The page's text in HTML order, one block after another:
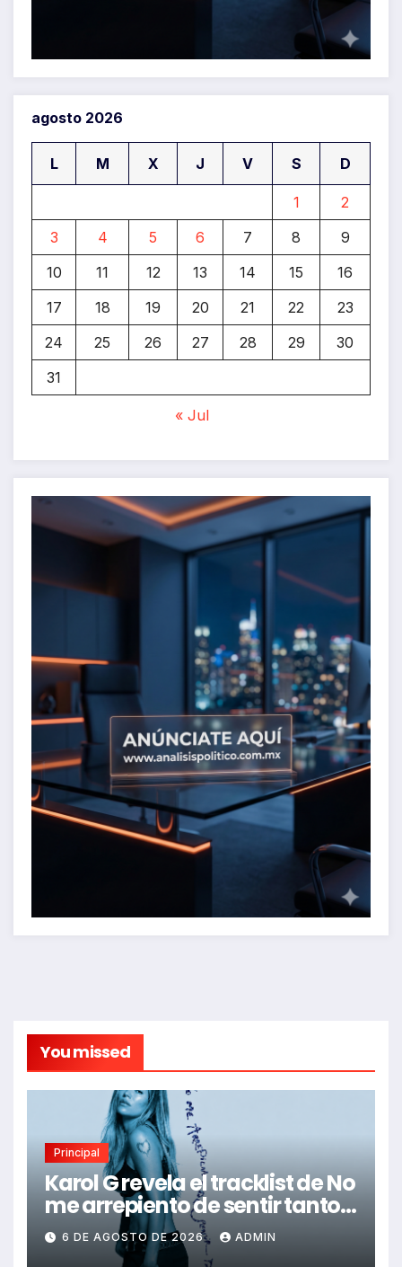
agosto 2026
L M X J V S D
1
2
3
4 5 6 7 8
9
10
11 12 13 14 15
16
17
18 19 20 21 22
23
24
25 26 27 28 29
30
31
« Jul
You missed
Principal
Karol G revela el tracklist de No
me arrepiento de sentir tanto:
Drake, Bruno Mars y más
estrellas se suman al álbum
6 DE AGOSTO DE 2026 ADMIN